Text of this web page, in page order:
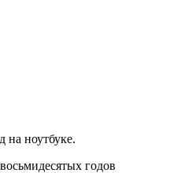
на ноутбуке.
годов